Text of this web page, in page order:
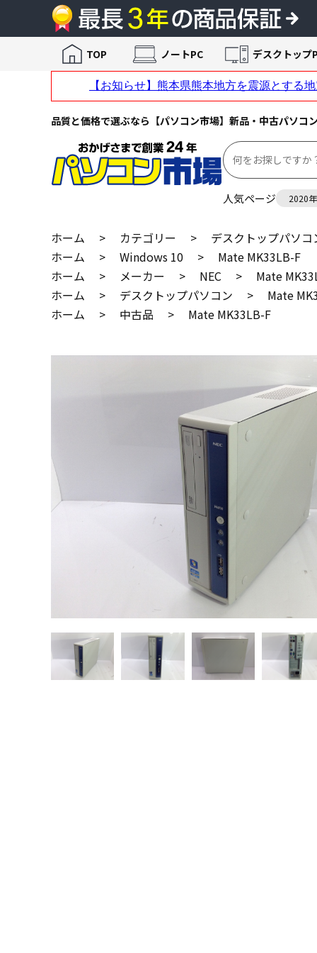
品質と価格で選ぶなら【パソコン市場】新品・中古パソコ
人気ページ 2020
TOP ノートPC デスクトップ
ホーム > カテゴリー > デスクトップパソコ
ホーム
> Windows 10 >
Mate MK33LB-F
ホーム
> メーカー > NEC >
Mate
ホーム
> デスクトップパソコン >
Mate
ホーム
> 中古品 > Mate MK33LB-F